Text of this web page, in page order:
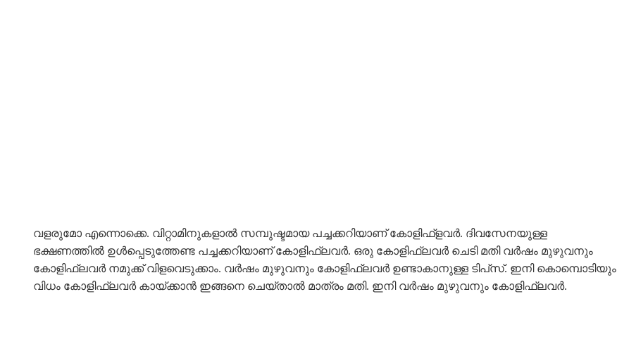
വളരുമോ എന്നൊക്കെ. വിറ്റാമിനുകളാൽ സമ്പുഷ്ടമായ പച്ചക്കറിയാണ് കോളിഫ്ളവ‍ർ. ദിവസേനയുള്ള
ഭക്ഷണത്തിൽ ഉൾപ്പെടുത്തേണ്ട പച്ചക്കറിയാണ് കോളിഫ്ലവർ. ഒരു കോളിഫ്ലവർ ചെടി മതി വർഷം മുഴുവനും
കോളിഫ്ലവർ നമുക്ക് വിളവെടുക്കാം. വർഷം മുഴുവനും കോളിഫ്ലവർ ഉണ്ടാകാനുള്ള ടിപ്‌സ്. ഇനി കൊമ്പൊടിയും
വിധം കോളിഫ്ലവർ കായ്ക്കാൻ ഇങ്ങനെ ചെയ്താൽ മാത്രം മതി. ഇനി വർഷം മുഴുവനും കോളിഫ്ലവർ.